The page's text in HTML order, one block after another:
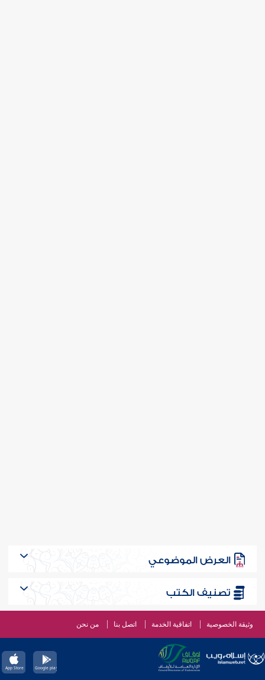
العرض الموضوعي
تصنيف الكتب
وثيقة الخصوصية اتفاقية الخدمة اتصل بنا من نحن